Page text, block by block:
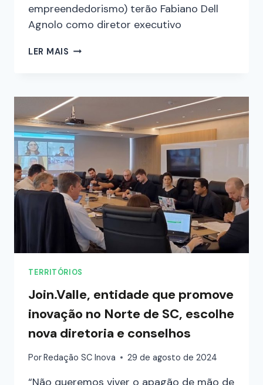
empreendedorismo) terão Fabiano Dell
Agnolo como diretor executivo
LER MAIS
TERRITÓRIOS
Join.Valle, entidade que promove
inovação no Norte de SC, escolhe
nova diretoria e conselhos
PorRedação SC Inova 29 de agosto de 2024
“Não queremos viver o apagão de mão de